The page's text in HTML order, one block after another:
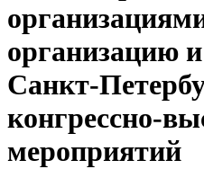
организацию
конгрессно-
мероприятий